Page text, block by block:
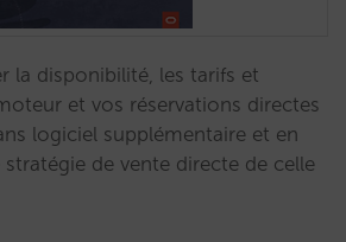
la disponibilité, les tarifs et
et vos réservations directes
logiciel supplémentaire et en
de vente directe de celle